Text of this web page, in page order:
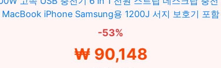
MacBook iPhone Samsung용 1200J 서지 보호기 포함
-53%
₩ 90,148